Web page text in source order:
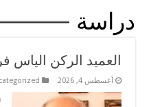
دراسة
العميد الركن الياس
أغسطس 4, 2026